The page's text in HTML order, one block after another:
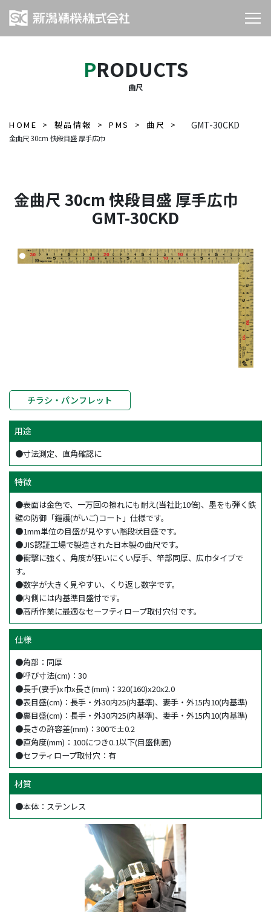
PRODUCTS
曲尺
HOME 製品情報 PMS 曲尺
金曲尺 30cm 快段目盛 厚手広巾
GMT-30CKD
金曲尺 30cm 快段目盛 厚手広巾
GMT-30CKD
チラシ・パンフレット
用途
●寸法測定、直角確認に
特徴
●表面は金色で、一万回の擦れにも耐え(当社比10倍)、墨をも弾く鉄
壁の防御「鎧護(がいご)コート」仕様です。
●1mm単位の目盛が見やすい階段状目盛です。
●JIS認証工場で製造された日本製の曲尺です。
●衝撃に強く、角度が狂いにくい厚手、竿部同厚、広巾タイプで
す。
●数字が大きく見やすい、くり返し数字です。
●内側には内基準目盛付です。
●高所作業に最適なセーフティロープ取付穴付です。
仕様
●角部：同厚
●呼び寸法(cm)：30
●長手(妻手)x巾x長さ(mm)：320(160)x20x2.0
●表目盛(cm)：長手・外30内25(内基準)、妻手・外15内10(内基準)
●裏目盛(cm)：長手・外30内25(内基準)、妻手・外15内10(内基準)
●長さの許容差(mm)：300で±0.2
●直角度(mm)：100につき0.1以下(目盛側面)
●セフティロープ取付穴：有
材質
●本体：ステンレス